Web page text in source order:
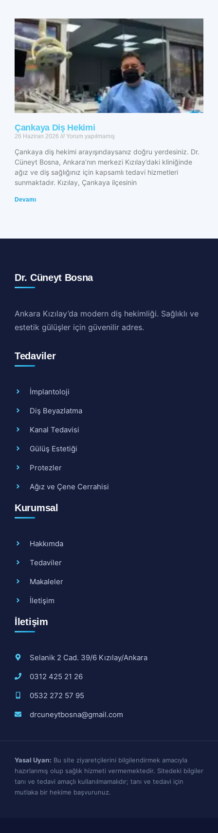
Çankaya Diş Hekimi
26 Haziran 2026 Yorum yapılmamış
Çankaya diş hekimi arayışındaysanız doğru yerdesiniz. Dr.
Cüneyt Bosna, Ankara’nın merkezi Kızılay’daki kliniğinde
ağız ve diş sağlığınız için kapsamlı tedavi hizmetleri
sunmaktadır. Kızılay, Çankaya ilçesinin
Devamı
Dr. Cüneyt Bosna
Ankara Kızılay’da modern diş hekimliği. Sağlıklı ve
estetik gülüşler için güvenilir adres.
Tedaviler
İmplantoloji
Diş Beyazlatma
Kanal Tedavisi
Gülüş Estetiği
Protezler
Ağız ve Çene Cerrahisi
Kurumsal
Hakkımda
Tedaviler
Makaleler
İletişim
İletişim
Selanik 2 Cad. 39/6 Kızılay/Ankara
0312 425 21 26
0532 272 57 95
drcuneytbosna@gmail.com
Yasal Uyarı: Bu site ziyaretçilerini bilgilendirmek amacıyla
hazırlanmış olup sağlık hizmeti vermemektedir. Sitedeki bilgiler
tanı ve tedavi amaçlı kullanılmamalıdır; tanı ve tedavi için
mutlaka bir hekime başvurunuz.